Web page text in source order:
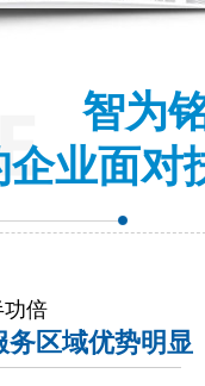
智为
企业面对
功倍
务区域优势明显